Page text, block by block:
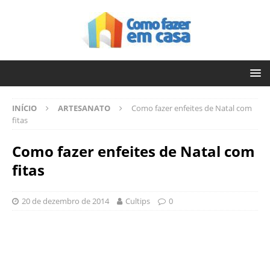
INÍCIO ARTESANATO
Como fazer enfeites de Natal com
fitas
Como fazer enfeites de Natal com
fitas
20 de dezembro de 2014 Cultips 0